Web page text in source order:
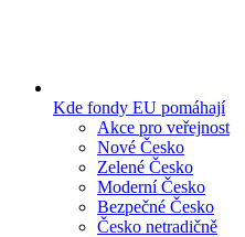
Kde fondy EU pomáhají
Akce pro veřejnost
Nové Česko
Zelené Česko
Moderní Česko
Bezpečné Česko
Česko netradičně